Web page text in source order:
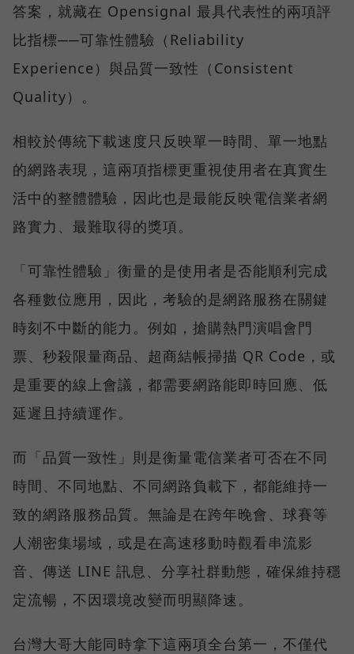
答案，就藏在 Opensignal 最具代表性的兩項評
比指標──可靠性體驗（Reliability
Experience）與品質一致性（Consistent
Quality）。
相較於傳統下載速度只反映單一時間、單一地點
的網路表現，這兩項指標更重視使用者在真實生
活中的整體體驗，因此也是最能反映電信業者網
路實力、最難取得的獎項。
「可靠性體驗」衡量的是使用者是否能順利完成
各種數位應用，因此，考驗的是網路服務在關鍵
時刻不中斷的能力。例如，搶購熱門演唱會門
票、秒殺限量商品、超商結帳掃描 QR Code，或
是重要的線上會議，都需要網路能即時回應、低
延遲且持續運作。
而「品質一致性」則是衡量電信業者可否在不同
時間、不同地點、不同網路負載下，都能維持一
致的網路服務品質。無論是在跨年晚會、球賽等
人潮密集場域，或是在高速移動時觀看串流影
音、傳送 LINE 訊息、分享社群動態，確保維持穩
定流暢，不因環境改變而明顯降速。
台灣大哥大能同時拿下這兩項全台第一，不僅代